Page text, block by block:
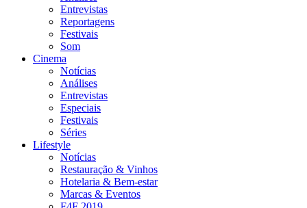
Entrevistas
Reportagens
Festivais
Som
Cinema
Notícias
Análises
Entrevistas
Especiais
Festivais
Séries
Lifestyle
Notícias
Restauração & Vinhos
Hotelaria & Bem-estar
Marcas & Eventos